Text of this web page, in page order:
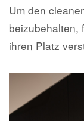
Um den
beizubehalten,
ihren Platz